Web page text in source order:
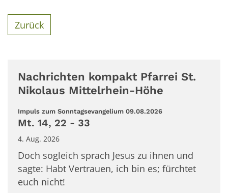
Zurück
Nachrichten kompakt Pfarrei St.
Nikolaus Mittelrhein-Höhe
Impuls zum Sonntagsevangelium 09.08.2026:
Mt. 14, 22 - 33
4. Aug. 2026
Doch sogleich sprach Jesus zu ihnen und
sagte: Habt Vertrauen, ich bin es; fürchtet
euch nicht!